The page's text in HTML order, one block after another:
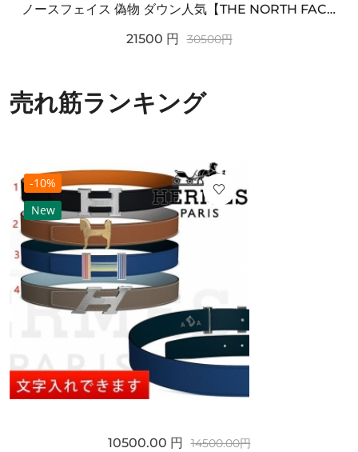
ノースフェイス 偽物 ダウン人気【THE NORTH FACE】M'S 7 SUMMIT HIM...
21500 円 30500円
売れ筋ランキング
-10%
New
10500.00 円 14500.00円